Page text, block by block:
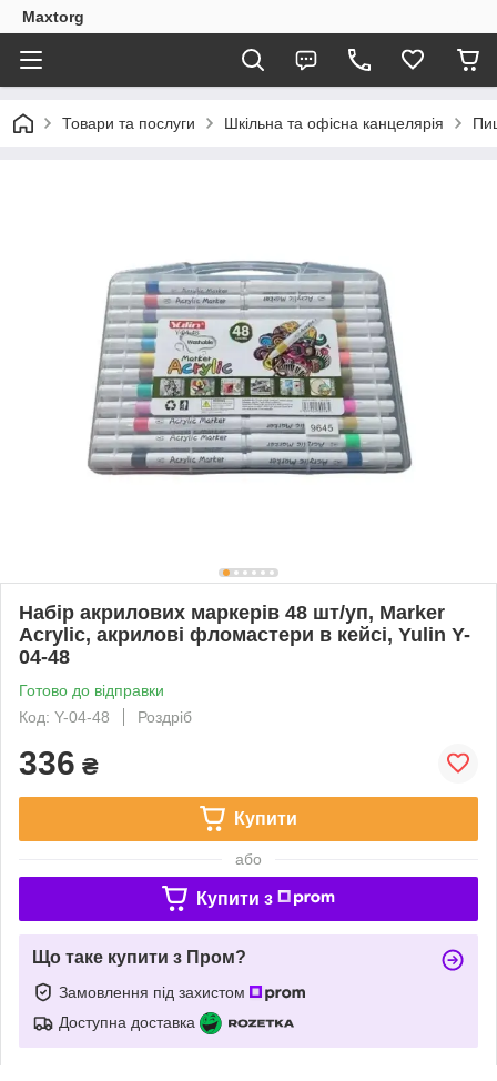
Maxtorg
Товари та послуги Шкільна та офісна канцелярія
Набір акрилових маркерів 48 шт/уп, Marker
Acrylic, акрилові фломастери в кейсі, Yulin Y-
04-48
Готово до відправки
Код: Y-04-48
Роздріб
336 ₴
Купити
або
Купити з
Що таке купити з Пром?
Замовлення під захистом
Доступна доставка